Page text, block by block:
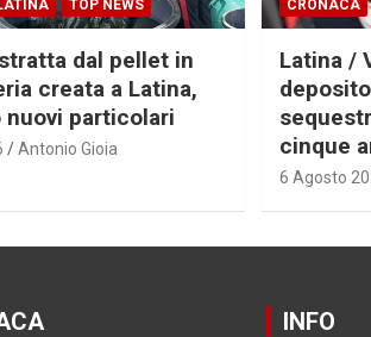
TOP NEWS
dal pellet in
creata a Latina,
nuovi particolari
Antonio Gioia
CRONACA
Latina /
cinque
6 Agosto
INFO